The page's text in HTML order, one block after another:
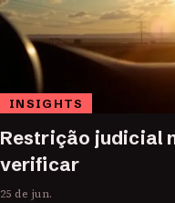
INSIGHTS
Restrição judicial
verificar
25 de jun.